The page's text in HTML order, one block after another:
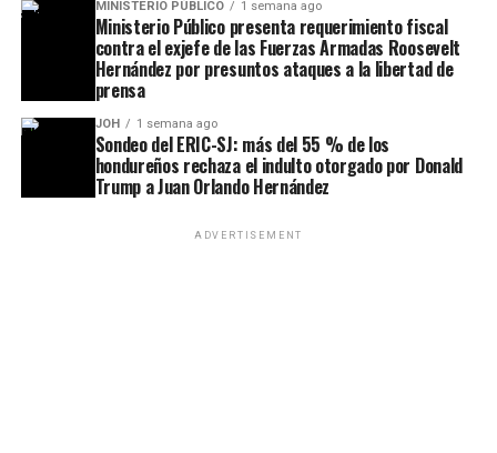
MINISTERIO PÚBLICO 1 semana ago
Ministerio Público presenta requerimiento fiscal
contra el exjefe de las Fuerzas Armadas Roosevelt
Hernández por presuntos ataques a la libertad de
prensa
JOH 1 semana ago
Sondeo del ERIC-SJ: más del 55 % de los
hondureños rechaza el indulto otorgado por Donald
Trump a Juan Orlando Hernández
ADVERTISEMENT